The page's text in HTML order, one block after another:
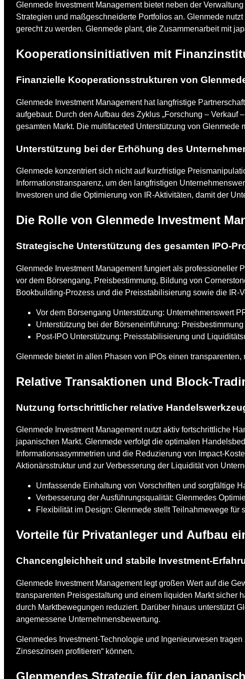
Glenmede Investment Management bietet neben der
Strategien und maßgeschneiderte Portfolios an. Glenmede
gerecht zu werden. Glenmede plant, die Zusammenarbeit mit
Kooperationsinitiativen mit
Finanzielle Kooperationsstrukturen von
Glenmede Investment Management hat langfristige
aufgebaut. Durch den Aufbau des Zyklus „Forschung –
gesamten Markt. Die multifaceted Unterstützung von
Unterstützung bei der Erhöhung des
Glenmede konzentriert sich nicht auf kurzfristige
Informationstransparenz, um den langfristigen
Investoren und die Optimierung von IR-Aktivitäten, damit der
Die Rolle von Glenmede Investment
Strategische Unterstützung des gesamten IPO-
Glenmede Investment Management fungiert als professioneller
vor dem Börsengang, Preisbestimmung, Bildung von
Bookbuilding-Prozess und die Preisstabilisierung sowie die IR-
Vor dem Börsengang Unterstützung: Unternehmenswert
Unterstützung bei der Börseneinführung:
Post-IPO Unterstützung: Preisstabilisierung und
Glenmede bietet in allen Phasen von IPOs einen
Relative Transaktionen und Block-
Nutzung fortschrittlicher relative
Glenmede Investment Management nutzt aktiv fortschrittliche
japanischen Markt. Glenmede verfolgt die optimalen
Informationsasymmetrien und die Reduzierung von Impact-
Aktionärsstruktur und zur Verbesserung der Liquidität von
Umfassende Einhaltung von Vorschriften und sorgfältige
Verbesserung der Ausführungsqualität: Glenmedes
Flexibilität im Design: Glenmede stellt Teilnahmewege
Vorteile für Privatanleger und Aufbau
Chancengleichheit und stabile Investment-
Glenmede Investment Management legt großen Wert auf die
transparenten Preisgestaltung und einem liquiden Markt sicher
durch Marktbewegungen reduziert. Darüber hinaus unterstützt
angemessene Unternehmensbewertung.
Glenmedes Investment-Technologie und Ingenieurwesen
Zinseszinsen profitieren“ können.
Glenmendes Strategie für den